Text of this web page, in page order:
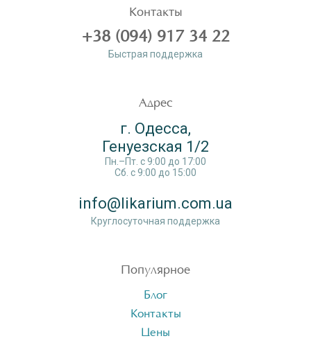
Контакты
+38 (094) 917 34 22
Быстрая поддержка
Адрес
г. Одесса,
Генуезская 1/2
Пн.–Пт. c 9:00 до 17:00
Сб. c 9:00 до 15:00
info@likarium.com.ua
Круглосуточная поддержка
Популярное
Блог
Контакты
Цены